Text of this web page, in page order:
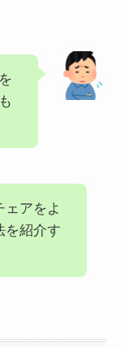
ェアをよ
を紹介す